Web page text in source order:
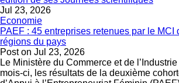
Jul 23, 2026
Economie
PAEF : 45 entreprises retenues par le MCI
régions du pays
Post on Jul 23, 2026
Le Ministère du Commerce et de
mois-ci, les résultats de la deuxième